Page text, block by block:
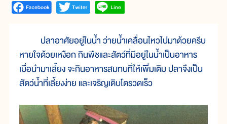
ปลาอาศัยอยู่ในน้ำ ว่ายน้ำเคลื่อนไหวไปมาด้วยครีบ
หายใจด้วยเหงือก กินพืชและสัตว์ที่มีอยู่ในน้ำเป็นอาหาร
เมื่อนำมาเลี้ยง จะกินอาหารสมทบที่ให้เพิ่มเติม ปลาจึงเป็น
สัตว์น้ำที่เลี้ยงง่าย และเจริญเติบโตรวดเร็ว